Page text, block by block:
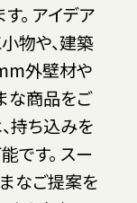
。 アイデア
物や、建築
外壁材や
な商品をご
持ち込みを
です。 スー
まなご提案を